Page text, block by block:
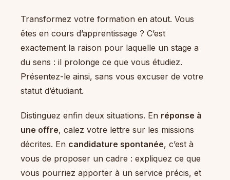
Transformez votre formation en atout. Vous
êtes en cours d’apprentissage ? C’est
exactement la raison pour laquelle un stage a
du sens : il prolonge ce que vous étudiez.
Présentez-le ainsi, sans vous excuser de votre
statut d’étudiant.
Distinguez enfin deux situations. En réponse à
une offre, calez votre lettre sur les missions
décrites. En candidature spontanée, c’est à
vous de proposer un cadre : expliquez ce que
vous pourriez apporter à un service précis, et